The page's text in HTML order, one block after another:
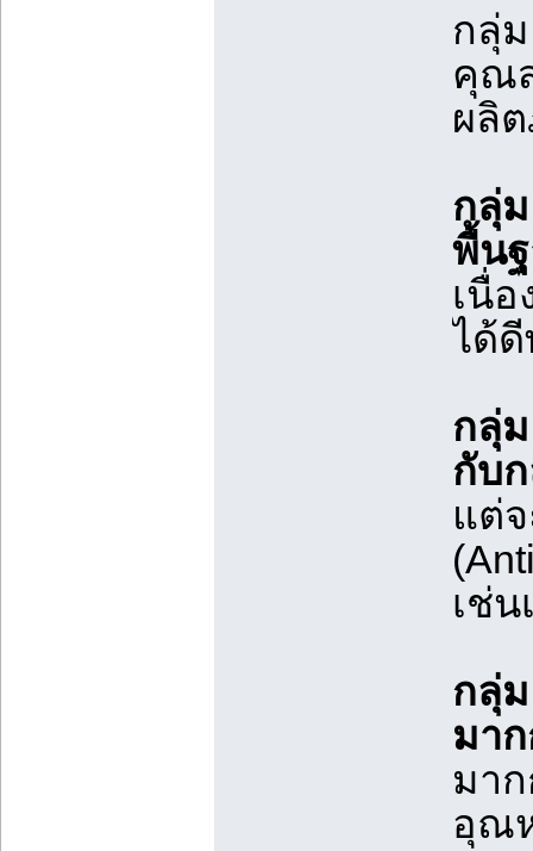
กลุ่
คุณ
ผลิ
กลุ่
พื้น
เนื่
ได้
กลุ่
กับ
แต่
เช่
กลุ่
มา
มา
อุณ